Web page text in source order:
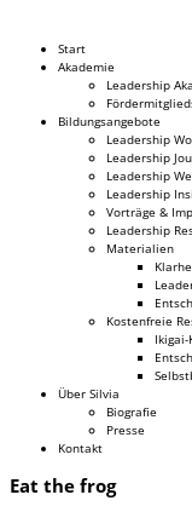
Dr. Silvia Schäfer
Start
Akademie
Leadership
Bildungsangebote
Leadership
Leadership
Leadership
Leadership
Vorträge &
Leadership
Materialien
Kostenfreie
Ikigai-
Über Silvia
Biografie
Presse
Kontakt
Eat the frog